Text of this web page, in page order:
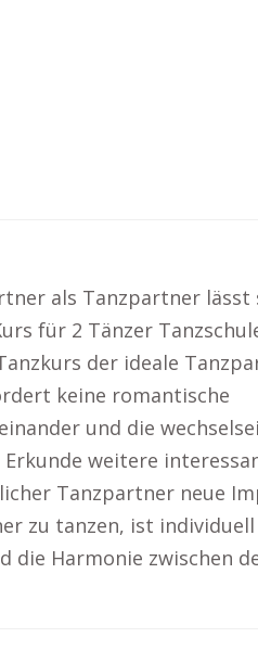
als Tanzpartner lässt
für 2 Tänzer
der ideale
keine romantische
und die
weitere
Tanzpartner neue
zu tanzen, ist
die Harmonie zwischen